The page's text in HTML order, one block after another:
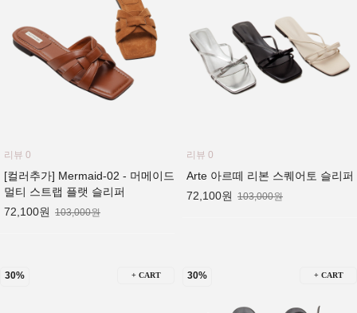
리뷰 0
[컬러추가] Mermaid-02 - 머메이드
멀티 스트랩 플랫 슬리퍼
72,100원 103,000원
리뷰 0
Arte 아르떼 리본 스퀘어토 슬리퍼
72,100원 103,000원
30% + CART 30% + CART